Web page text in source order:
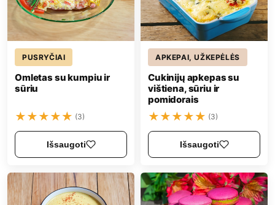
PUSRYČIAI
Omletas su kumpiu ir
sūriu
★★★★★ (3)
Išsaugoti
APKEPAI, UŽKEPĖLĖS
Cukinijų apkepas su
vištiena, sūriu ir
pomidorais
★★★★★ (3)
Išsaugoti